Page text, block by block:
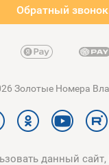
Обратный звонок
Золотые Номера
данный сайт,